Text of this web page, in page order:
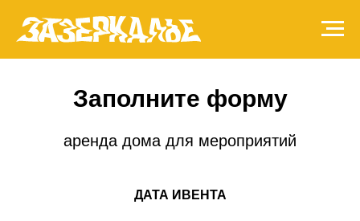
Заполните форму
аренда дома для мероприятий
ДАТА ИВЕНТА